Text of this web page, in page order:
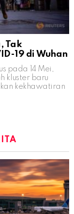
Tak
19 di Wuhan
pada 14 Mei,
kluster baru
kekhawatiran